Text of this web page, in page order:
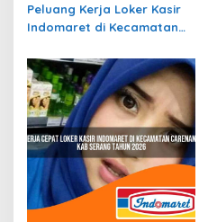
Peluang Kerja Loker Kasir
Indomaret di Kecamatan
Tahun 2026